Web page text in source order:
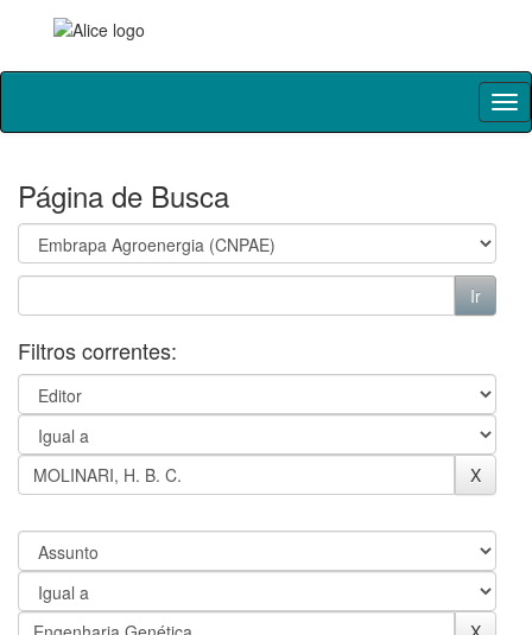
Skip
Página de Busca
Filtros correntes: